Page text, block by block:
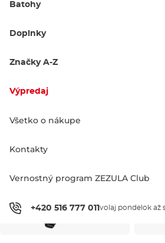
Batohy
Doplnky
Značky A-Z
Výpredaj
Všetko o nákupe
Kontakty
Vernostný program ZEZULA Club
+420 516 777 011 volaj pondelok až
Zľava -15 %
S M L
fern/dark brush